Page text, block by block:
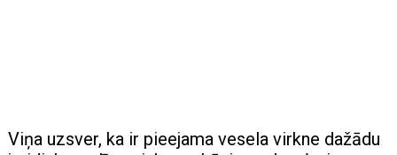
Viņa uzsver, ka ir pieejama vesela virkne dažādu